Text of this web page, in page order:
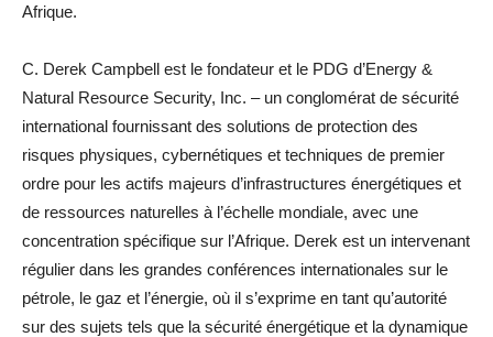
Afrique.
C. Derek Campbell est le fondateur et le PDG d’Energy &
Natural Resource Security, Inc. – un conglomérat de sécurité
international fournissant des solutions de protection des
risques physiques, cybernétiques et techniques de premier
ordre pour les actifs majeurs d’infrastructures énergétiques et
de ressources naturelles à l’échelle mondiale, avec une
concentration spécifique sur l’Afrique. Derek est un intervenant
régulier dans les grandes conférences internationales sur le
pétrole, le gaz et l’énergie, où il s’exprime en tant qu’autorité
sur des sujets tels que la sécurité énergétique et la dynamique